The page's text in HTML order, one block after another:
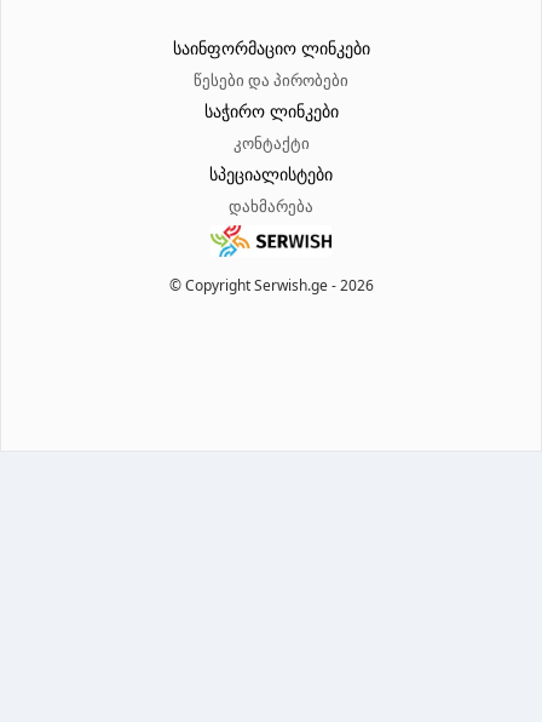
© Copyright Serwish.ge -2026
საინფორმაციო ლინკები
წესები და პირობები
საჭირო ლინკები
კონტაქტი
სპეციალისტები
დახმარება